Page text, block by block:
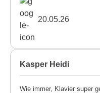
20.05.26
Kasper Heidi
Wie immer, Klavier super